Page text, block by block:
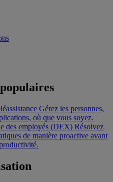
Gérez les personnes,
où que vous soyez.
des employés (DEX) Résolvez
de manière proactive avant